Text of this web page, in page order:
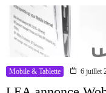
Mobile & Tablette 6 juillet